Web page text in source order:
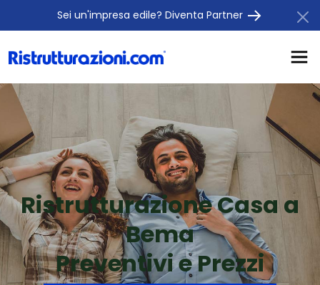
Sei un'impresa edile? Diventa Partner
Ristrutturazione Casa a
Bema
Preventivi e Prezzi